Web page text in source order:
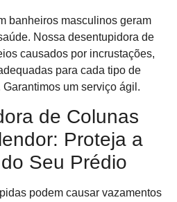
banheiros masculinos geram
Nossa desentupidora de
causados por incrustações,
para cada tipo de
um serviço ágil.
de Colunas
Proteja a
Seu Prédio
podem causar vazamentos